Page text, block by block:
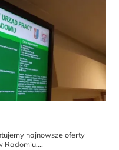
najnowsze oferty
Radomiu,...